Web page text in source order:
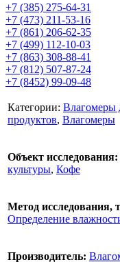
+7 (385) 275-64-31
+7 (473) 211-53-16
+7 (861) 206-62-35
+7 (499) 112-10-03
+7 (863) 308-88-41
+7 (812) 507-87-24
+7 (8452) 99-09-48
Категории: Влагомеры
продуктов, Влагомеры
Объект исследования:
культуры, Кофе
Метод исследования,
Определение
Производитель: